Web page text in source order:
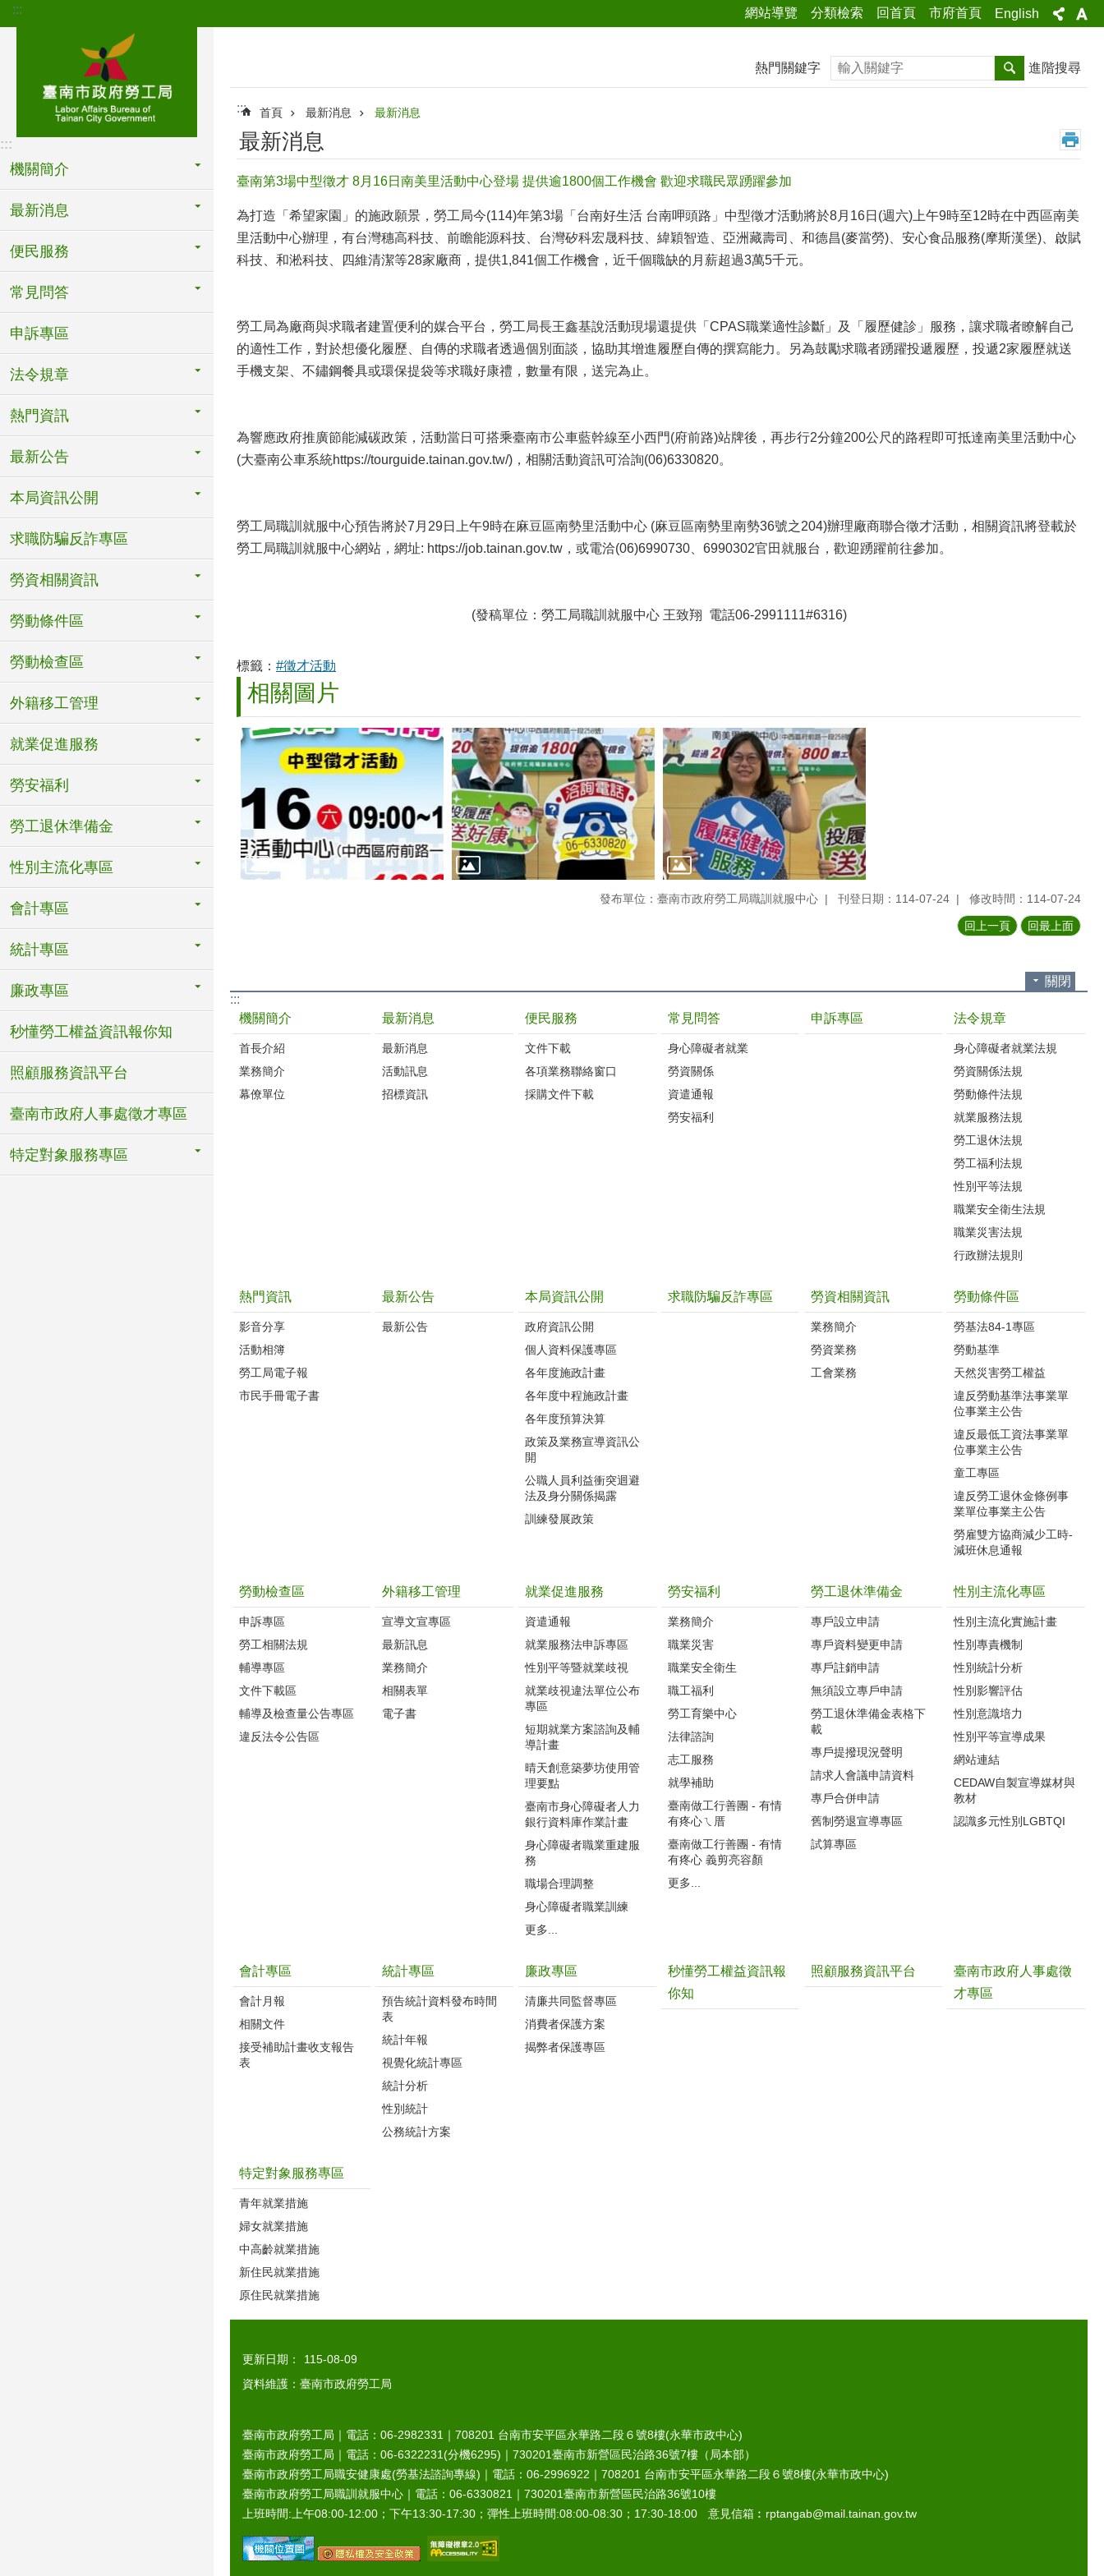
跳到主要內容區塊
::: 網站導覽 分類檢索 回首頁 市府首頁 English
:::
機關簡介
最新消息
便民服務
常見問答
申訴專區
法令規章
熱門資訊
最新公告
本局資訊公開
求職防騙反詐專區
勞資相關資訊
勞動條件區
勞動檢查區
外籍移工管理
就業促進服務
勞安福利
勞工退休準備金
性別主流化專區
會計專區
統計專區
廉政專區
秒懂勞工權益資訊報你知
照顧服務資訊平台
臺南市政府人事處徵才專區
特定對象服務專區
熱門關鍵字 搜尋 進階搜尋
::: 首頁 最新消息 最新消息
最新消息
臺南第3場中型徵才 8月16日南美里活動中心登場 提供逾1800個工作機會 歡迎求職民眾踴躍參加
為打造「希望家園」的施政願景，勞工局今(114)年第3場「台南好生活 台南呷頭路」中型徵才活動將於8月16日(週六)上午9時至12時在中西區南美
里活動中心辦理，有台灣穗高科技、前瞻能源科技、台灣矽科宏晟科技、緯穎智造、亞洲藏壽司、和德昌(麥當勞)、安心食品服務(摩斯漢堡)、啟賦
科技、和淞科技、四維清潔等28家廠商，提供1,841個工作機會，近千個職缺的月薪超過3萬5千元。
勞工局為廠商與求職者建置便利的媒合平台，勞工局長王鑫基說活動現場還提供「CPAS職業適性診斷」及「履歷健診」服務，讓求職者瞭解自己
的適性工作，對於想優化履歷、自傳的求職者透過個別面談，協助其增進履歷自傳的撰寫能力。另為鼓勵求職者踴躍投遞履歷，投遞2家履歷就送
手機支架、不鏽鋼餐具或環保提袋等求職好康禮，數量有限，送完為止。
為響應政府推廣節能減碳政策，活動當日可搭乘臺南市公車藍幹線至小西門(府前路)站牌後，再步行2分鐘200公尺的路程即可抵達南美里活動中心
(大臺南公車系統https://tourguide.tainan.gov.tw/)，相關活動資訊可洽詢(06)6330820。
勞工局職訓就服中心預告將於7月29日上午9時在麻豆區南勢里活動中心 (麻豆區南勢里南勢36號之204)辦理廠商聯合徵才活動，相關資訊將登載於
勞工局職訓就服中心網站，網址: https://job.tainan.gov.tw，或電洽(06)6990730、6990302官田就服台，歡迎踴躍前往參加。
(發稿單位：勞工局職訓就服中心 王致翔 電話06-2991111#6316)
標籤： #徵才活動
相關圖片
發布單位：臺南市政府勞工局職訓就服中心 刊登日期：114-07-24 修改時間：114-07-24
回上一頁 回最上面
關閉
:::
機關簡介
首長介紹
業務簡介
幕僚單位
最新消息
最新消息
活動訊息
招標資訊
便民服務
文件下載
各項業務聯絡窗口
採購文件下載
常見問答
身心障礙者就業
勞資關係
資遣通報
勞安福利
申訴專區 法令規章
身心障礙者就業法規
勞資關係法規
勞動條件法規
就業服務法規
勞工退休法規
勞工福利法規
性別平等法規
職業安全衛生法規
職業災害法規
行政辦法規則
熱門資訊
影音分享
活動相簿
勞工局電子報
市民手冊電子書
最新公告
最新公告
本局資訊公開
政府資訊公開
個人資料保護專區
各年度施政計畫
各年度中程施政計畫
各年度預算決算
政策及業務宣導資訊公
開
公職人員利益衝突迴避
法及身分關係揭露
訓練發展政策
求職防騙反詐專區 勞資相關資訊
業務簡介
勞資業務
工會業務
勞動條件區
勞基法84-1專區
勞動基準
天然災害勞工權益
違反勞動基準法事業單
位事業主公告
違反最低工資法事業單
位事業主公告
童工專區
違反勞工退休金條例事
業單位事業主公告
勞雇雙方協商減少工時-
減班休息通報
勞動檢查區
申訴專區
勞工相關法規
輔導專區
文件下載區
輔導及檢查量公告專區
違反法令公告區
外籍移工管理
宣導文宣專區
最新訊息
業務簡介
相關表單
電子書
就業促進服務
資遣通報
就業服務法申訴專區
性別平等暨就業歧視
就業歧視違法單位公布
專區
短期就業方案諮詢及輔
導計畫
晴天創意築夢坊使用管
理要點
臺南市身心障礙者人力
銀行資料庫作業計畫
身心障礙者職業重建服
務
職場合理調整
身心障礙者職業訓練
更多...
勞安福利
業務簡介
職業災害
職業安全衛生
職工福利
勞工育樂中心
法律諮詢
志工服務
就學補助
臺南做工行善團 - 有情
有疼心ㄟ厝
臺南做工行善團 - 有情
有疼心 義剪亮容顏
更多...
勞工退休準備金
專戶設立申請
專戶資料變更申請
專戶註銷申請
無須設立專戶申請
勞工退休準備金表格下
載
專戶提撥現況聲明
請求人會議申請資料
專戶合併申請
舊制勞退宣導專區
試算專區
性別主流化專區
性別主流化實施計畫
性別專責機制
性別統計分析
性別影響評估
性別意識培力
性別平等宣導成果
網站連結
CEDAW自製宣導媒材與
教材
認識多元性別LGBTQI
會計專區
會計月報
相關文件
接受補助計畫收支報告
表
統計專區
預告統計資料發布時間
表
統計年報
視覺化統計專區
統計分析
性別統計
公務統計方案
廉政專區
清廉共同監督專區
消費者保護方案
揭弊者保護專區
秒懂勞工權益資訊報
你知
照顧服務資訊平台
臺南市政府人事處徵
才專區
特定對象服務專區
青年就業措施
婦女就業措施
中高齡就業措施
新住民就業措施
原住民就業措施
更新日期：
115-08-09
資料維護：臺南市政府勞工局
臺南市政府勞工局｜電話：06-2982331｜ 708201 台南市安平區永華路二段６號8樓(永華市政中心)
臺南市政府勞工局｜電話：06-6322231(分機6295)｜ 730201臺南市新營區民治路36號7樓（局本部）
臺南市政府勞工局職安健康處(勞基法諮詢專線)｜電話：06-2996922｜ 708201 台南市安平區永華路二段６號8樓(永華市政中心)
臺南市政府勞工局職訓就服中心｜電話：06-6330821｜ 730201臺南市新營區民治路36號10樓
上班時間:上午08:00-12:00；下午13:30-17:30；彈性上班時間:08:00-08:30；17:30-18:00 意見信箱︰rptangab@mail.tainan.gov.tw